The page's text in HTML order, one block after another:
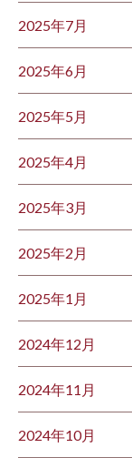
2025年7月
2025年6月
2025年5月
2025年4月
2025年3月
2025年2月
2025年1月
2024年12月
2024年11月
2024年10月